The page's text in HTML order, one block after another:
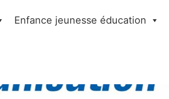
Enfance jeunesse éducation